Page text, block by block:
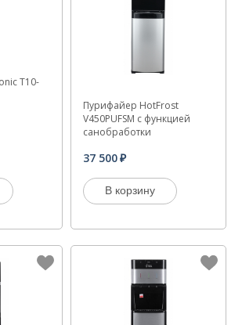
T10-
Пурифайер HotFrost
V450PUFSM с функцией
санобработки
37 500
В корзину